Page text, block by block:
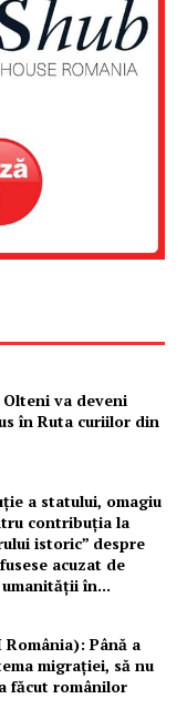
va deveni
în Ruta curiilor din
a statului, omagiu
contribuția la
istoric” despre
acuzat de
în...
Până a
migrației, să nu
făcut românilor